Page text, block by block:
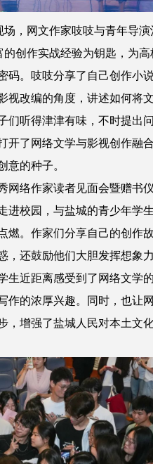
，网文作家吱吱与青年导演
的创作实战经验为钥匙，为高
码。吱吱分享了自己创作小
视改编的角度，讲述如何将
们听得津津有味，不时提出
开了网络文学与影视创作融
意的种子。
络作家读者见面会暨赠书
进校园，与盐城的青少年学
燃。作家们分享自己的创作
，还鼓励他们大胆发挥想象
生近距离感受到了网络文学
作的浓厚兴趣。同时，也让
，增强了盐城人民对本土文